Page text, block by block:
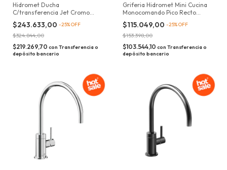
Hidromet Ducha
C/transferencia Jet Cromo
Acabado Mate Color Negro
$243.633,00 -25%OFF
$324.844,00
$219.269,70 con Transferencia o
depósito bancario
Griferia Hidromet Mini Cucina
Monocomando Pico Recto
Acabado Cromado
$115.049,00 -25%OFF
$153.398,00
$103.544,10 con Transferencia o
depósito bancario